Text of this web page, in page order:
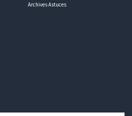
Archives Astuces